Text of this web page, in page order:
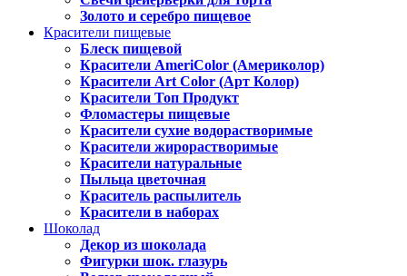
Золото и серебро пищевое
Красители пищевые
Блеск пищевой
Красители AmeriColor (Америколор)
Красители Art Color (Арт Колор)
Красители Топ Продукт
Фломастеры пищевые
Красители сухие водорастворимые
Красители жирорастворимые
Красители натуральные
Пыльца цветочная
Краситель распылитель
Красители в наборах
Шоколад
Декор из шоколада
Фигурки шок. глазурь